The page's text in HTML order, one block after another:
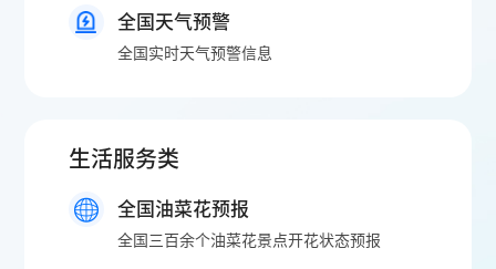
全国天气预警
全国实时天气预警信息
生活服务类
全国油菜花预报
全国三百余个油菜花景点开花状态预报